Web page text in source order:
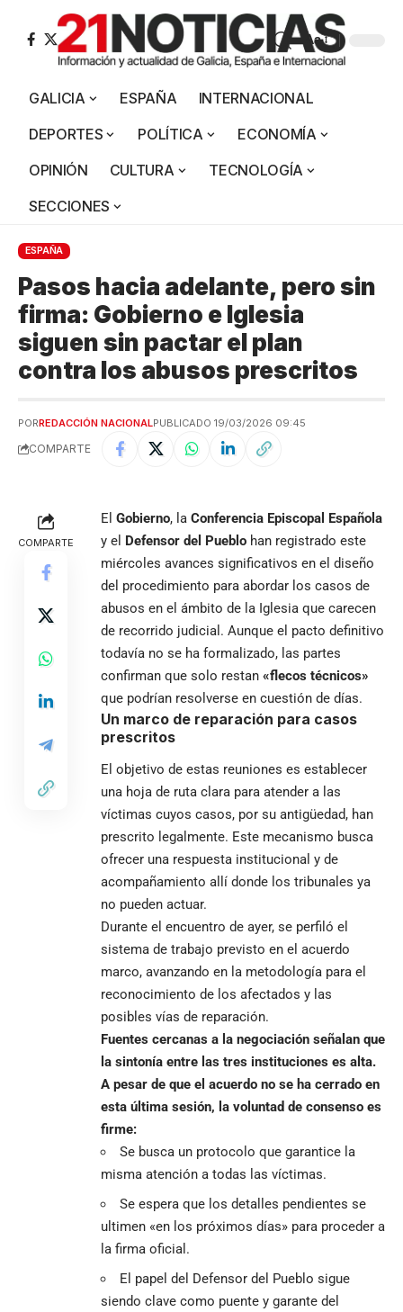
Aa
GALICIA ESPAÑA
INTERNACIONAL
DEPORTES
POLÍTICA
ECONOMÍA
OPINIÓN
CULTURA
TECNOLOGÍA
SECCIONES
ESPAÑA
Pasos hacia adelante, pero sin
firma: Gobierno e Iglesia
siguen sin pactar el plan
contra los abusos prescritos
PORREDACCIÓN NACIONALPUBLICADO 19/03/2026 09:45
COMPARTE
COMPARTE
El Gobierno, la Conferencia Episcopal Española
y el Defensor del Pueblo han registrado este
miércoles avances significativos en el diseño
del procedimiento para abordar los casos de
abusos en el ámbito de la Iglesia que carecen
de recorrido judicial. Aunque el pacto definitivo
todavía no se ha formalizado, las partes
confirman que solo restan «flecos técnicos»
que podrían resolverse en cuestión de días.
Un marco de reparación para casos
prescritos
El objetivo de estas reuniones es establecer
una hoja de ruta clara para atender a las
víctimas cuyos casos, por su antigüedad, han
prescrito legalmente. Este mecanismo busca
ofrecer una respuesta institucional y de
acompañamiento allí donde los tribunales ya
no pueden actuar.
Durante el encuentro de ayer, se perfiló el
sistema de trabajo previsto en el acuerdo
marco, avanzando en la metodología para el
reconocimiento de los afectados y las
posibles vías de reparación.
Fuentes cercanas a la negociación señalan que
la sintonía entre las tres instituciones es alta.
A pesar de que el acuerdo no se ha cerrado en
esta última sesión, la voluntad de consenso es
firme:
Se busca un protocolo que garantice la
misma atención a todas las víctimas.
Se espera que los detalles pendientes se
ultimen «en los próximos días» para proceder a
la firma oficial.
El papel del Defensor del Pueblo sigue
siendo clave como puente y garante del